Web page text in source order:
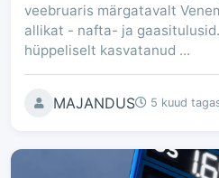
veebruaris märgatavalt
allikat - nafta- ja
hüppeliselt kasvatanud ...
MAJANDUS 5 kuud